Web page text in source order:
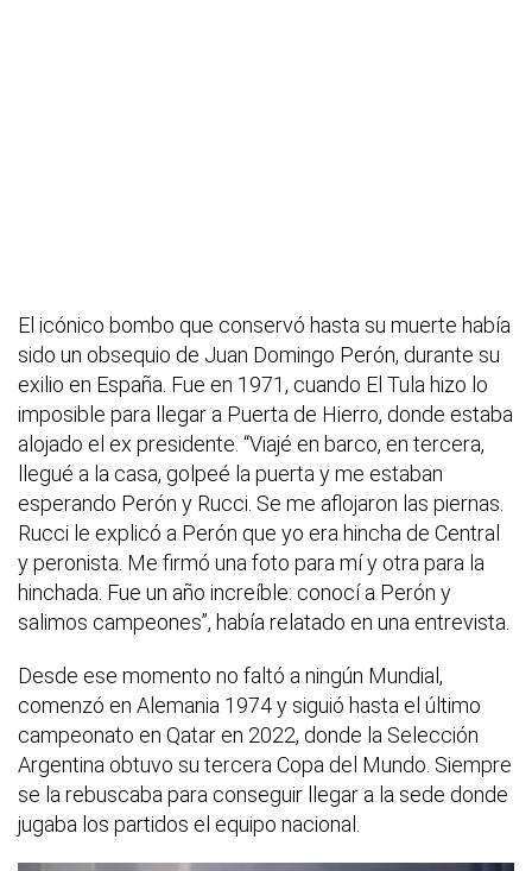
El icónico bombo que conservó hasta su muerte había
sido un obsequio de Juan Domingo Perón, durante su
exilio en España. Fue en 1971, cuando El Tula hizo lo
imposible para llegar a Puerta de Hierro, donde estaba
alojado el ex presidente. “Viajé en barco, en tercera,
llegué a la casa, golpeé la puerta y me estaban
esperando Perón y Rucci. Se me aflojaron las piernas.
Rucci le explicó a Perón que yo era hincha de Central
y peronista. Me firmó una foto para mí y otra para la
hinchada. Fue un año increíble: conocí a Perón y
salimos campeones”, había relatado en una entrevista.
Desde ese momento no faltó a ningún Mundial,
comenzó en Alemania 1974 y siguió hasta el último
campeonato en Qatar en 2022, donde la Selección
Argentina obtuvo su tercera Copa del Mundo. Siempre
se la rebuscaba para conseguir llegar a la sede donde
jugaba los partidos el equipo nacional.